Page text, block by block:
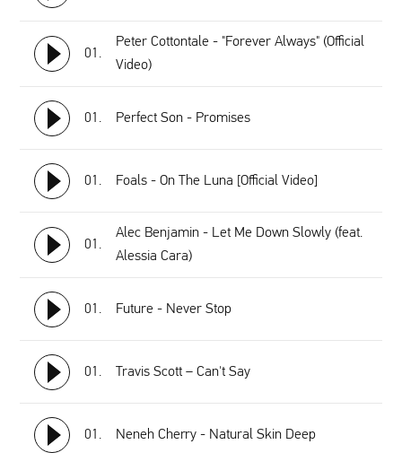
01.
Peter Cottontale - "Forever Always" (Official
Video)
01. Perfect Son - Promises
01. Foals - On The Luna [Official Video]
01.
Alec Benjamin - Let Me Down Slowly (feat.
Alessia Cara)
01. Future - Never Stop
01. Travis Scott – Can't Say
01. Neneh Cherry - Natural Skin Deep